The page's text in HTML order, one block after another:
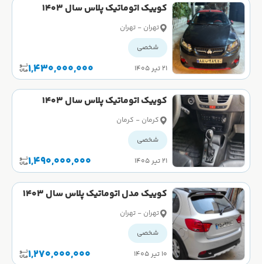
کوییک اتوماتیک پلاس سال 1403
تهران - تهران
شخصی
۲۱ تیر ۱۴۰۵
1,430,000,000
کوییک اتوماتیک پلاس سال 1403
کرمان - کرمان
شخصی
۲۱ تیر ۱۴۰۵
1,490,000,000
کوییک مدل اتوماتیک پلاس سال 1403
کارکرده
تهران - تهران
شخصی
۱۰ تیر ۱۴۰۵
1,270,000,000